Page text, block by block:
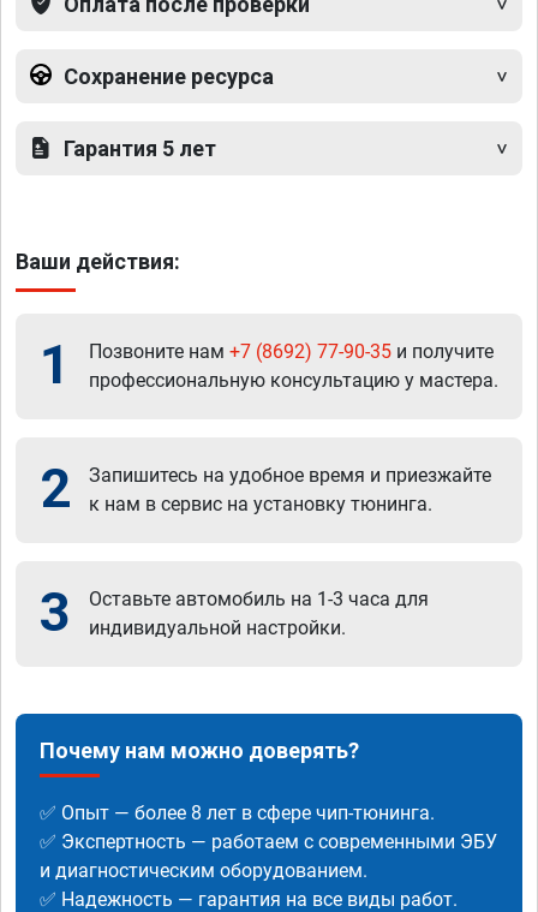
Сохранение ресурса
Гарантия 5 лет
Ваши действия:
1 Позвоните нам +7 (8692) 77-90-35 и получите
профессиональную консультацию у мастера.
2
Запишитесь на удобное время и приезжайте
к нам в сервис на установку тюнинга.
3
Оставьте автомобиль на 1-3 часа для
индивидуальной настройки.
Почему нам можно доверять?
✅ Опыт — более 8 лет в сфере чип-тюнинга.
✅ Экспертность — работаем с современными ЭБУ
и диагностическим оборудованием.
✅ Надежность — гарантия на все виды работ.